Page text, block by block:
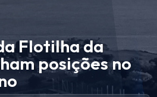
Flotilha da
posições no